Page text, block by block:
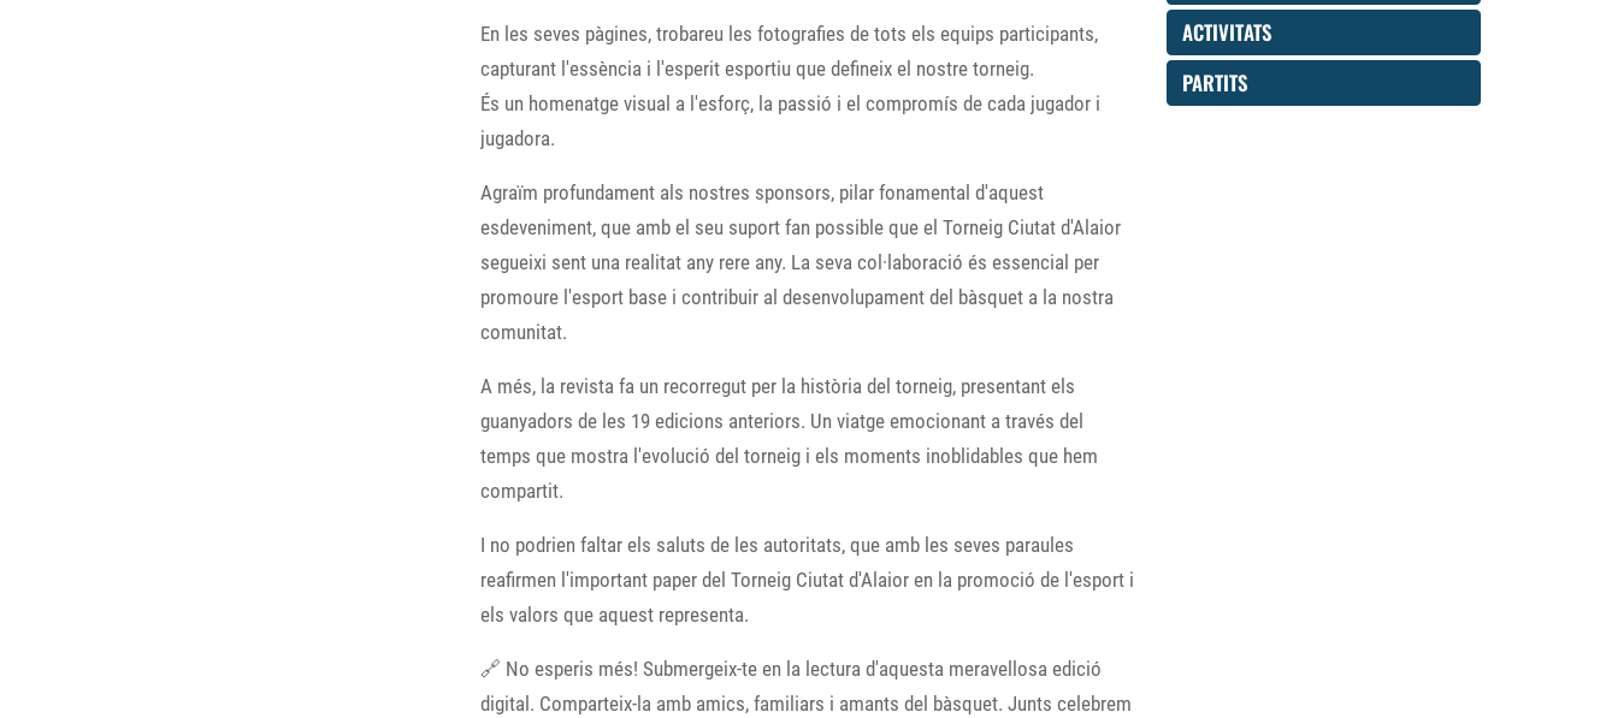
En les seves pàgines, trobareu les fotografies de tots els equips participants,
capturant l'essència i l'esperit esportiu que defineix el nostre torneig.
És un homenatge visual a l'esforç, la passió i el compromís de cada jugador i
jugadora.
Agraïm profundament als nostres sponsors, pilar fonamental d'aquest
esdeveniment, que amb el seu suport fan possible que el Torneig Ciutat d'Alaior
segueixi sent una realitat any rere any. La seva col·laboració és essencial per
promoure l'esport base i contribuir al desenvolupament del bàsquet a la nostra
comunitat.
A més, la revista fa un recorregut per la història del torneig, presentant els
guanyadors de les 19 edicions anteriors. Un viatge emocionant a través del
temps que mostra l'evolució del torneig i els moments inoblidables que hem
compartit.
I no podrien faltar els saluts de les autoritats, que amb les seves paraules
reafirmen l'important paper del Torneig Ciutat d'Alaior en la promoció de l'esport i
els valors que aquest representa.
🔗 No esperis més! Submergeix-te en la lectura d'aquesta meravellosa edició
digital. Comparteix-la amb amics, familiars i amants del bàsquet. Junts celebrem
ACTIVITATS
PARTITS